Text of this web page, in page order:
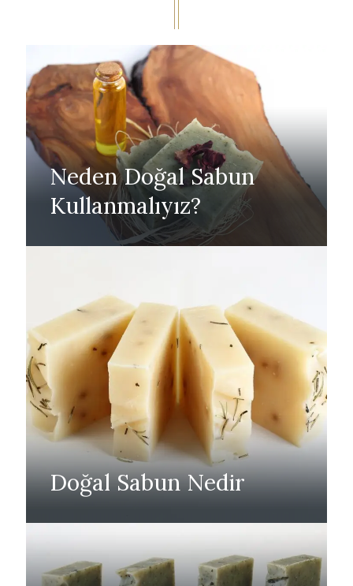
Neden Doğal Sabun
Kullanmalıyız?
Doğal Sabun Nedir